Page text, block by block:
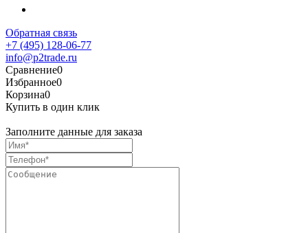
Обратная связь
+7 (495) 128-06-77
info@p2trade.ru
Сравнение0
Избранное0
Корзина0
Купить в один клик
Заполните данные для заказа